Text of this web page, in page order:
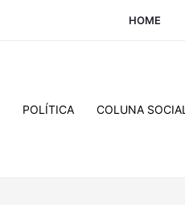
HOME
POLÍTICA COLUNA SOCIAL